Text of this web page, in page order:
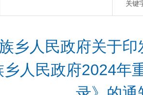
关键
乡人民政府关于
乡人民政府2024年